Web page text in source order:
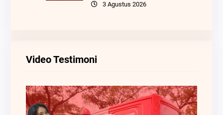
3 Agustus 2026
Video Testimoni